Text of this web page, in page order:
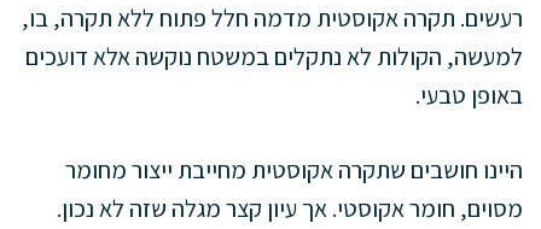
רעשים. תקרה אקוסטית מדמה חלל פתוח ללא תקרה, בו,
למעשה, הקולות לא נתקלים במשטח נוקשה אלא דועכים
באופן טבעי.
היינו חושבים שתקרה אקוסטית מחייבת ייצור מחומר
מסוים, חומר אקוסטי. אך עיון קצר מגלה שזה לא נכון.